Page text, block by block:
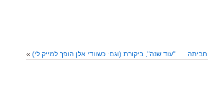
חביתה "עוד שנה", ביקורת (וגם: כשוודי אלן הופך למייק לי) »